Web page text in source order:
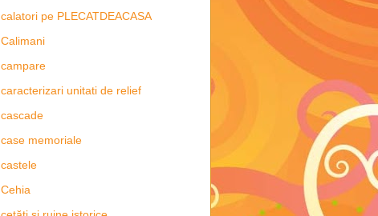
calatori pe PLECATDEACASA
Calimani
campare
caracterizari unitati de relief
cascade
case memoriale
castele
Cehia